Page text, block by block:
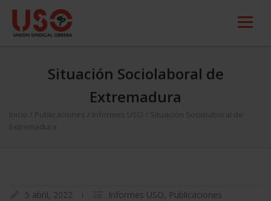
Situación Sociolaboral de
Extremadura
Inicio Publicaciones Informes USO
Situación Sociolaboral de
Extremadura
5 abril, 2022 Informes USO, Publicaciones